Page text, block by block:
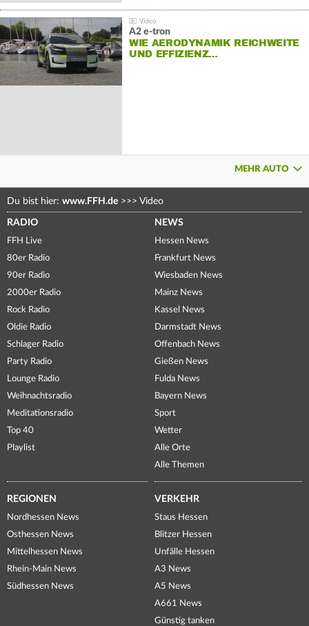
A2 e-tron
WIE AERODYNAMIK REICHWEITE
UND EFFIZIENZ…
MEHR AUTO
Du bist hier: www.FFH.de >>> Video
RADIO
FFH Live
80er Radio
90er Radio
2000er Radio
Rock Radio
Oldie Radio
Schlager Radio
Party Radio
Lounge Radio
Weihnachtsradio
Meditationsradio
Top 40
Playlist
NEWS
Hessen News
Frankfurt News
Wiesbaden News
Mainz News
Kassel News
Darmstadt News
Offenbach News
Gießen News
Fulda News
Bayern News
Sport
Wetter
Alle Orte
Alle Themen
REGIONEN
Nordhessen News
Osthessen News
Mittelhessen News
Rhein-Main News
Südhessen News
VERKEHR
Staus Hessen
Blitzer Hessen
Unfälle Hessen
A3 News
A5 News
A661 News
Günstig tanken